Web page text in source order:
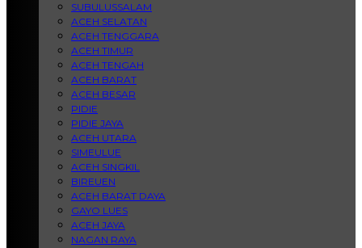
SUBULUSSALAM
ACEH SELATAN
ACEH TENGGARA
ACEH TIMUR
ACEH TENGAH
ACEH BARAT
ACEH BESAR
PIDIE
PIDIE JAYA
ACEH UTARA
SIMEULUE
ACEH SINGKIL
BIREUEN
ACEH BARAT DAYA
GAYO LUES
ACEH JAYA
NAGAN RAYA